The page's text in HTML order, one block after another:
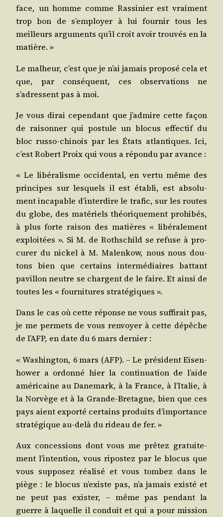
face, un homme comme Ras­si­nier est vrai­ment
trop bon de s’employer à lui four­nir tous les
meilleurs argu­ments qu’il croit avoir trou­vés en la
matière. »
Le mal­heur, c’est que je n’ai jamais pro­po­sé cela et
que, par consé­quent, ces obser­va­tions ne
s’adressent pas à moi.
Je vous dirai cepen­dant que j’admire cette façon
de rai­son­ner qui pos­tule un blo­cus effec­tif du
bloc rus­so-chi­nois par les États atlan­tiques. Ici,
c’est Robert Proix qui vous a répon­du par avance :
« Le libé­ra­lisme occi­den­tal, en ver­tu même des
prin­cipes sur les­quels il est éta­bli, est abso­lu­
ment inca­pable d’interdire le tra­fic, sur les routes
du globe, des maté­riels théo­ri­que­ment pro­hi­bés,
à plus forte rai­son des matières « libé­ra­le­ment
exploi­tées ». Si M. de Roth­schild se refuse à pro­
cu­rer du nickel à M. Mal­en­kow, nous nous dou­
tons bien que cer­tains inter­mé­diaires bat­tant
pavillon neutre se chargent de le faire. Et ain­si de
toutes les « four­ni­tures stratégiques ».
Dans le cas où cette réponse ne vous suf­fi­rait pas,
je me per­mets de vous ren­voyer à cette dépêche
de l’AFP, en date du 6 mars dernier :
« Washing­ton, 6 mars (AFP). – Le pré­sident Eisen­
ho­wer a ordon­né hier la conti­nua­tion de l’aide
amé­ri­caine au Dane­mark, à la France, à l’Italie, à
la Nor­vège et à la Grande-Bre­tagne, bien que ces
pays aient expor­té cer­tains pro­duits d’importance
stra­té­gique au-delà du rideau de fer. »
Aux conces­sions dont vous me prê­tez gra­tui­te­
ment l’intention, vous ripos­tez par le blo­cus que
vous sup­po­sez réa­li­sé et vous tom­bez dans le
piège : le blo­cus n’existe pas, n’a jamais exis­té et
ne peut pas exis­ter, – même pas pen­dant la
guerre à laquelle il conduit et qui a pour mis­sion